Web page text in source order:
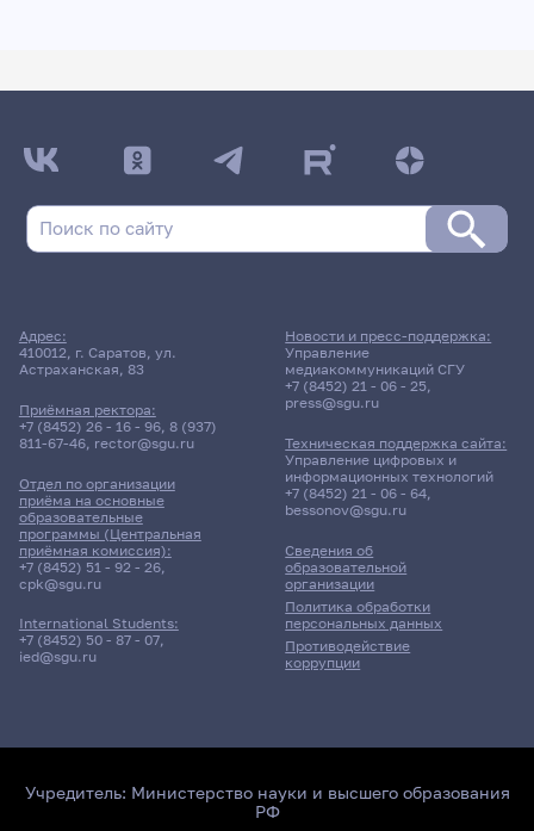
Адрес:
410012, г. Саратов, ул.
Астраханская, 83
Приёмная ректора:
+7 (8452) 26 - 16 - 96, 8 (937)
811-67-46, rector@sgu.ru
Отдел по организации
приёма на основные
образовательные
программы (Центральная
приёмная комиссия):
+7 (8452) 51 - 92 - 26,
cpk@sgu.ru
International Students:
+7 (8452) 50 - 87 - 07,
ied@sgu.ru
Сведения об
образовательной
организации
Политика обработки
персональных данных
Противодействие
коррупции
Новости и пресс-поддержка:
Управление
медиакоммуникаций СГУ
+7 (8452) 21 - 06 - 25,
press@sgu.ru
Техническая поддержка сайта:
Управление цифровых и
информационных технологий
+7 (8452) 21 - 06 - 64,
bessonov@sgu.ru
Учредитель: Министерство науки и высшего образования
РФ